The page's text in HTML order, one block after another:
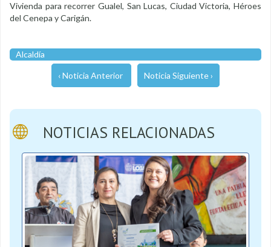
Vivienda para recorrer Gualel, San Lucas, Ciudad Victoria, Héroes
del Cenepa y Carigán.
Alcaldía
‹ Noticia Anterior Noticia Siguiente ›
NOTICIAS RELACIONADAS